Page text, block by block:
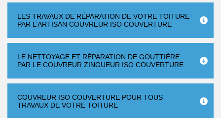
LES TRAVAUX DE RÉPARATION DE VOTRE TOITURE
PAR L’ARTISAN COUVREUR ISO COUVERTURE
LE NETTOYAGE ET RÉPARATION DE GOUTTIÈRE
PAR LE COUVREUR ZINGUEUR ISO COUVERTURE
COUVREUR ISO COUVERTURE POUR TOUS
TRAVAUX DE VOTRE TOITURE